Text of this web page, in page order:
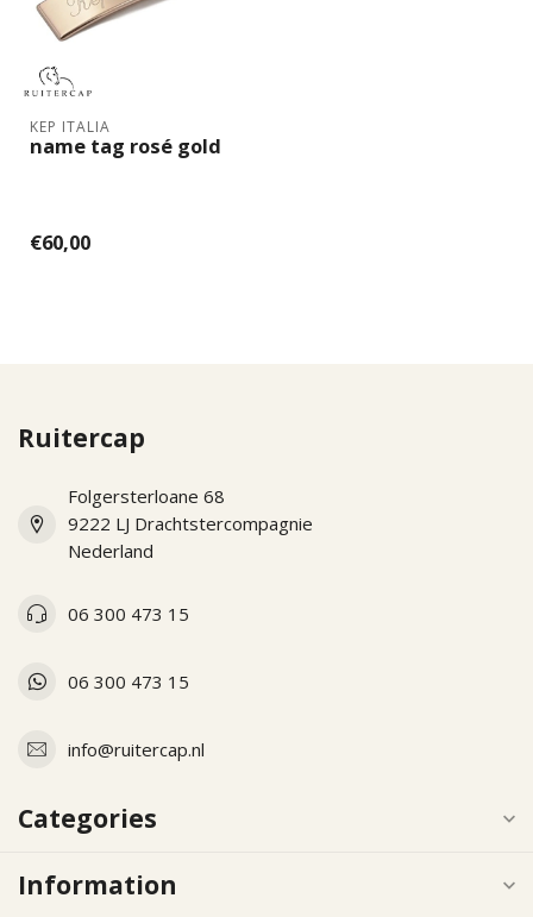
KEP ITALIA
name tag rosé gold
€60,00
Ruitercap
Folgersterloane 68
9222 LJ Drachtstercompagnie
Nederland
06 300 473 15
06 300 473 15
info@ruitercap.nl
Categories
Information